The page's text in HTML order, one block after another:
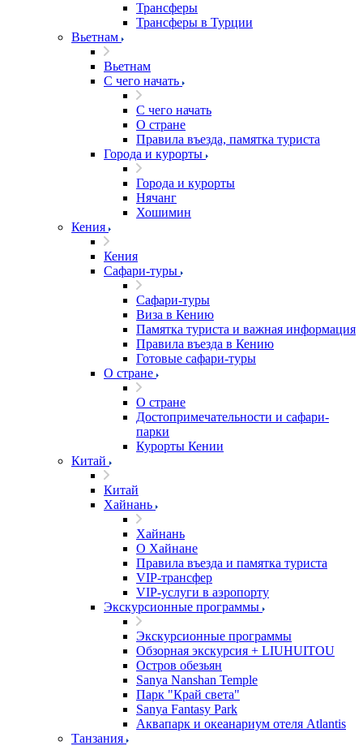
Трансферы
Трансферы в Турции
Вьетнам
Вьетнам
С чего начать
С чего начать
О стране
Правила въезда, памятка туриста
Города и курорты
Города и курорты
Нячанг
Хошимин
Кения
Кения
Сафари-туры
Сафари-туры
Виза в Кению
Памятка туриста и важная информация
Правила въезда в Кению
Готовые сафари-туры
О стране
О стране
Достопримечательности и сафари-
парки
Курорты Кении
Китай
Китай
Хайнань
Хайнань
О Хайнане
Правила въезда и памятка туриста
VIP-трансфер
VIP-услуги в аэропорту
Экскурсионные программы
Экскурсионные программы
Обзорная экскурсия + LIUHUITOU
Остров обезьян
Sanya Nanshan Temple
Парк "Край света"
Sanya Fantasy Park
Аквапарк и океанариум отеля Atlantis
Танзания